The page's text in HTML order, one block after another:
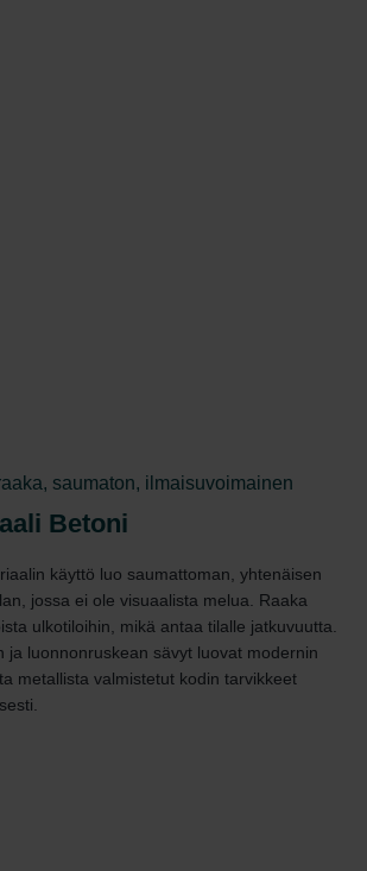
saumaton, ilmaisuvoimainen
Betoni
käyttö luo saumattoman, yhtenäisen
jossa ei ole visuaalista melua. Raaka
ulkotiloihin, mikä antaa tilalle jatkuvuutta.
ja luonnonruskean sävyt luovat modernin
metallista valmistetut kodin tarvikkeet